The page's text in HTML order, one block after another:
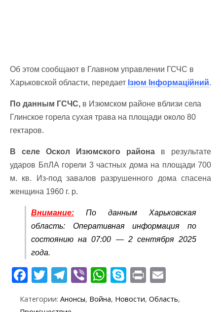
Об этом сообщают в Главном управлении ГСЧС в
Харьковской области, передает Ізюм Інформаційний.
По данным ГСЧС, в Изюмском районе вблизи села
Глинское горела сухая трава на площади около 80
гектаров.
В селе Оскол Изюмского района в результате
ударов БпЛА горели 3 частных дома на площади 700
м. кв. Из-под завалов разрушенного дома спасена
женщина 1960 г. р.
Внимание: По данным Харьковская
область: Оперативная информация по
состоянию на 07:00 — 2 сентября 2025
года.
F
e
T
itt
T
e
Vi
er
W
at
S
y
Pr
in
t ai
Категории: Анонсы, Война, Новости, Область,